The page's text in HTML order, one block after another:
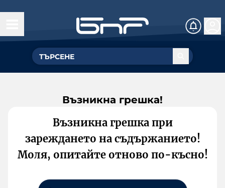
Възникна грешка!
Възникна грешка при
зареждането на съдържанието!
Моля, опитайте отново по-късно!